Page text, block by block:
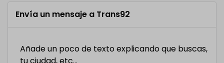
Envía un mensaje a Trans92
Añade un poco de texto explicando que buscas,